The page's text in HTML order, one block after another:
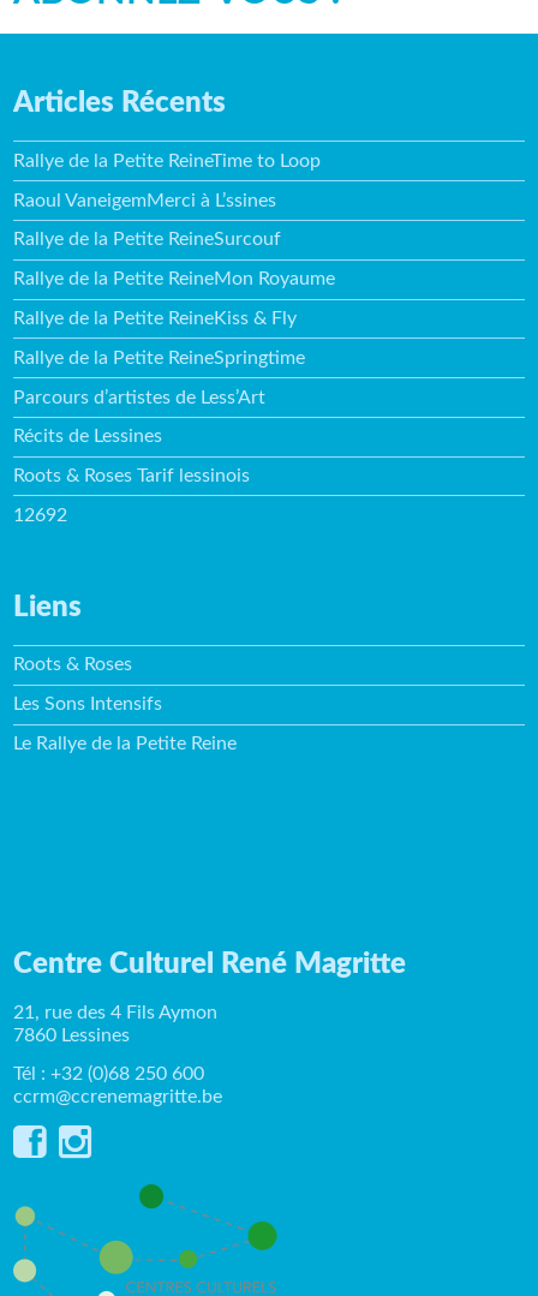
Articles Récents
Rallye de la Petite ReineTime to Loop
Raoul VaneigemMerci à L’ssines
Rallye de la Petite ReineSurcouf
Rallye de la Petite ReineMon Royaume
Rallye de la Petite ReineKiss & Fly
Rallye de la Petite ReineSpringtime
Parcours d’artistes de Less’Art
Récits de Lessines
Roots & Roses Tarif lessinois
12692
Liens
Roots & Roses
Les Sons Intensifs
Le Rallye de la Petite Reine
Centre Culturel René Magritte
21, rue des 4 Fils Aymon
7860 Lessines
Tél : +32 (0)68 250 600
ccrm@ccrenemagritte.be